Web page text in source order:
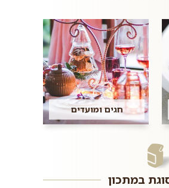
חגים ומועדים
במתכון